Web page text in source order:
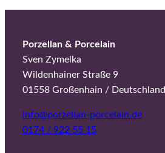
Porzellan & Porcelain
Sven Zymelka
Wildenhainer Straße 9
01558 Großenhain / Deutschland
info@porzellan-porcelain.de
0174 / 922 55 15